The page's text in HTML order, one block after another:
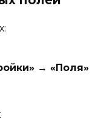
→ «Поля»